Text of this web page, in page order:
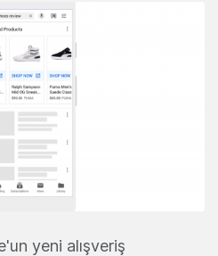
yeni alışveriş